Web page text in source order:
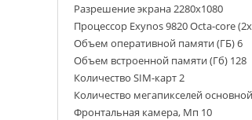
Разрешение экрана 2280x1080
Процессор Exynos 9820 Octa-core
Объем оперативной памяти (ГБ) 6
Объем встроенной памяти (Гб) 128
Количество SIM-карт 2
Количество мегапикселей
Фронтальная камера, Мп 10